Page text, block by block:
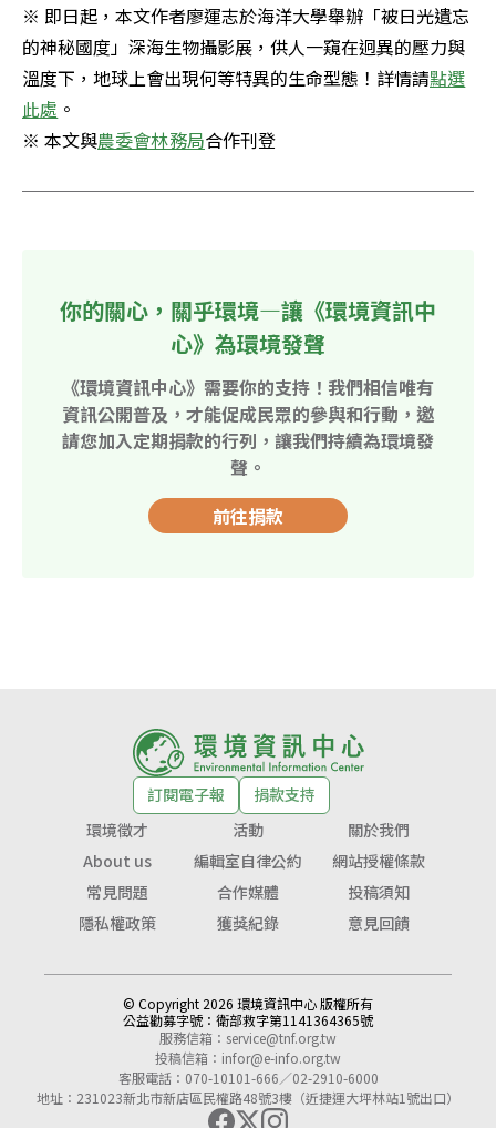
※ 即日起，本文作者廖運志於海洋大學舉辦「被日光遺忘
的神秘國度」深海生物攝影展，供人一窺在迥異的壓力與
溫度下，地球上會出現何等特異的生命型態！詳情請點選
此處 。
※ 本文與農委會林務局合作刊登
你的關心，關乎環境—讓《環境資訊中
心》為環境發聲
《環境資訊中心》需要你的支持！我們相信唯有
資訊公開普及，才能促成民眾的參與和行動，邀
請您加入定期捐款的行列，讓我們持續為環境發
聲。
前往捐款
訂閱電子報
捐款支持
環境徵才
活動
關於我們
About us
編輯室自律公約
網站授權條款
常見問題
合作媒體
投稿須知
隱私權政策
獲獎紀錄 意見回饋
© Copyright 2026 環境資訊中心 版權所有
公益勸募字號： 衛部救字第1141364365號
服務信箱： service@tnf.org.tw
投稿信箱： infor@e-info.org.tw
客服電話：070-10101-666／02-2910-6000
地址：231023新北市新店區民權路48號3樓（近捷運大坪林站1號出口）